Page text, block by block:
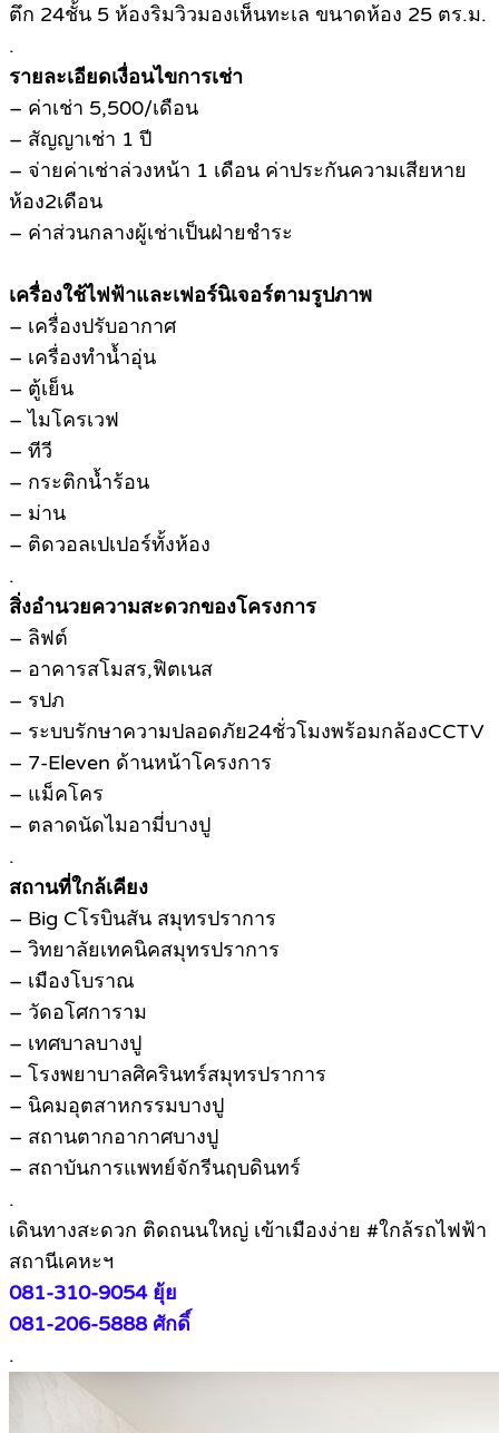
ตึก 24ชั้น 5 ห้องริมวิวมองเห็นทะเล ขนาดห้อง 25 ตร.ม.
.
รายละเอียดเงื่อนไขการเช่า
– ค่าเช่า 5,500/เดือน
– สัญญาเช่า 1 ปี
– จ่ายค่าเช่าล่วงหน้า 1 เดือน ค่าประกันความเสียหาย
ห้อง2เดือน
– ค่าส่วนกลางผู้เช่าเป็นฝ่ายชำระ
เครื่องใช้ไฟฟ้าและเฟอร์นิเจอร์ตามรูปภาพ
– เครื่องปรับอากาศ
– เครื่องทำน้ำอุ่น
– ตู้เย็น
– ไมโครเวฟ
– ทีวี
– กระติกน้ำร้อน
– ม่าน
– ติดวอลเปเปอร์ทั้งห้อง
.
สิ่งอำนวยความสะดวกของโครงการ
– ลิฟต์
– อาคารสโมสร,ฟิตเนส
– รปภ
– ระบบรักษาความปลอดภัย24ชั่วโมงพร้อมกล้องCCTV
– 7-Eleven ด้านหน้าโครงการ
– แม็คโคร
– ตลาดนัดไมอามี่บางปู
.
สถานที่ใกล้เคียง
– Big Cโรบินสัน สมุทรปราการ
– วิทยาลัยเทคนิคสมุทรปราการ
– เมืองโบราณ
– วัดอโศการาม
– เทศบาลบางปู
– โรงพยาบาลศิครินทร์สมุทรปราการ
– นิคมอุตสาหกรรมบางปู
– สถานตากอากาศบางปู
– สถาบันการแพทย์จักรีนฤบดินทร์
.
เดินทางสะดวก ติดถนนใหญ่ เข้าเมืองง่าย #ใกล้รถไฟฟ้า
สถานีเคหะฯ
081-310-9054 ยุ้ย
081-206-5888 ศักดิ์
.